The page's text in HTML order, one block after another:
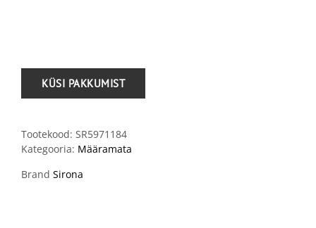
Tootekood: SR5971184
Kategooria: Määramata
Brand Sirona